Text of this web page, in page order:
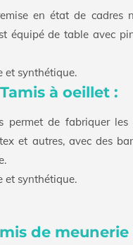
en état de cadres
équipé de table avec
et synthétique.
Tamis à oeillet :
permet de fabriquer
et autres, avec des
et synthétique.
de meunerie